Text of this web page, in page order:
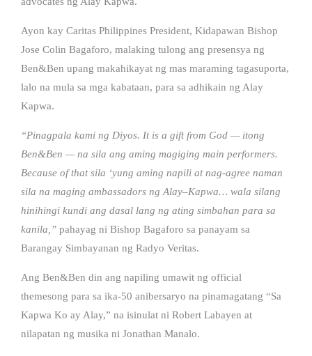
Ayon kay Caritas Philippines President, Kidapawan Bishop
Jose Colin Bagaforo, malaking tulong ang presensya ng
Ben&Ben upang makahikayat ng mas maraming tagasuporta,
lalo na mula sa mga kabataan, para sa adhikain ng Alay
Kapwa.
“Pinagpala kami ng Diyos. It is a gift from God — itong
Ben&Ben — na sila ang aming magiging main performers.
Because of that sila ‘yung aming napili at nag-agree naman
sila na maging ambassadors ng Alay–Kapwa… wala silang
hinihingi kundi ang dasal lang ng ating simbahan para sa
kanila,” pahayag ni Bishop Bagaforo sa panayam sa
Barangay Simbayanan ng Radyo Veritas.
Ang Ben&Ben din ang napiling umawit ng official
themesong para sa ika-50 anibersaryo na pinamagatang “Sa
Kapwa Ko ay Alay,” na isinulat ni Robert Labayen at
nilapatan ng musika ni Jonathan Manalo.